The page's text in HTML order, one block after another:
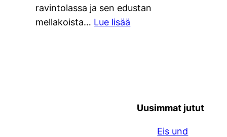
ravintolassa ja sen edustan
mellakoista… Lue lisää
Uusimmat jutut
Eis und